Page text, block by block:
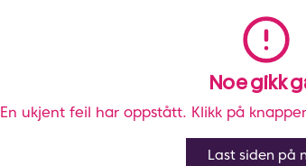
Noe gikk
En ukjent feil har oppstått. Klikk på
Last siden på